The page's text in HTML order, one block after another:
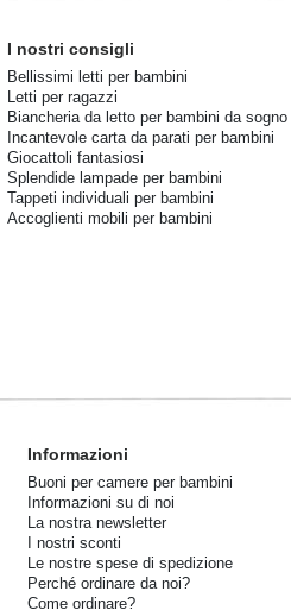
I nostri consigli
Bellissimi letti per bambini
Letti per ragazzi
Biancheria da letto per bambini da sogno
Incantevole carta da parati per bambini
Giocattoli fantasiosi
Splendide lampade per bambini
Tappeti individuali per bambini
Accoglienti mobili per bambini
Informazioni
Buoni per camere per bambini
Informazioni su di noi
La nostra newsletter
I nostri sconti
Le nostre spese di spedizione
Perché ordinare da noi?
Come ordinare?